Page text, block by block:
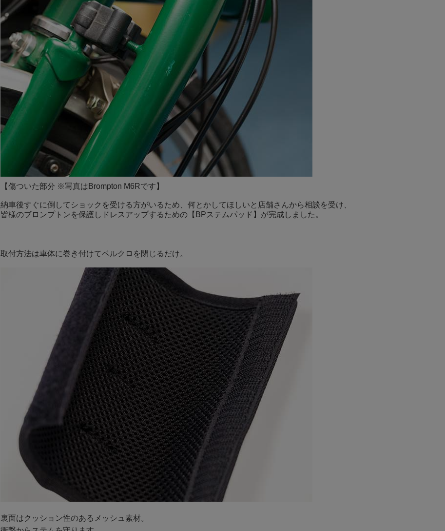
【傷ついた部分 ※写真はBrompton M6Rです】
納車後すぐに倒してショックを受ける方がいるため、何とかしてほしいと店舗さんから相談を受け、
皆様のブロンプトンを保護しドレスアップするための【BPステムパッド】が完成しました。
取付方法は車体に巻き付けてベルクロを閉じるだけ。
裏面はクッション性のあるメッシュ素材。